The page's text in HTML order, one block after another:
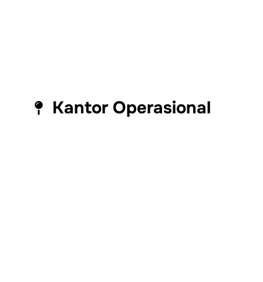
Kantor Operasional